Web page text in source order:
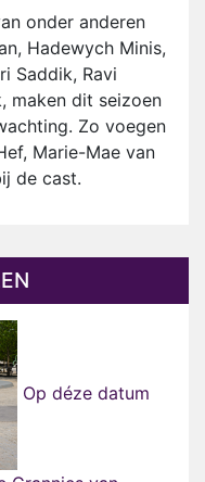
onder anderen
Hadewych Minis,
Saddik, Ravi
maken dit seizoen
Zo voegen
Marie-Mae van
de cast.
Op déze datum